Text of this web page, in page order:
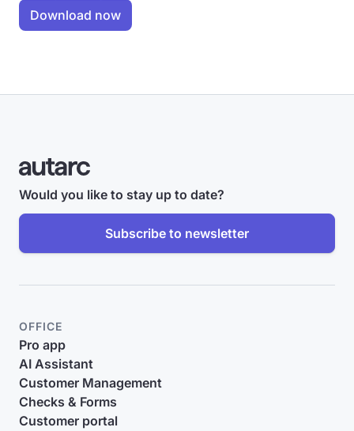
Would you like to stay up to date?
Subscribe to newsletter
OFFICE
Pro app
AI Assistant
Customer Management
Checks & Forms
Customer portal